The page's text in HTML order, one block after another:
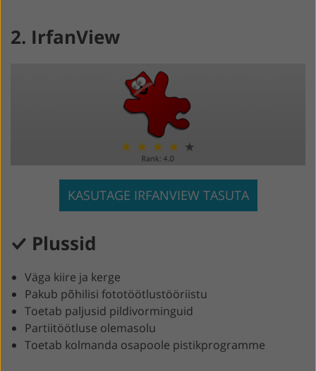
2. IrfanView
KASUTAGE IRFANVIEW TASUTA
Plussid
Väga kiire ja kerge
Pakub põhilisi fototöötlustööriistu
Toetab paljusid pildivorminguid
Partiitöötluse olemasolu
Toetab kolmanda osapoole pistikprogramme